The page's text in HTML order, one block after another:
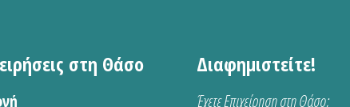
στη Θάσο Διαφημιστείτε!
Έχετε Επιχείρηση στη Θάσο;